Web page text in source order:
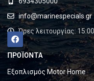
info@marinespecials.gr
Ώρες λειτουργίας:
ΠΡΟΪΟΝΤΑ
Εξοπλισμός Motor Home